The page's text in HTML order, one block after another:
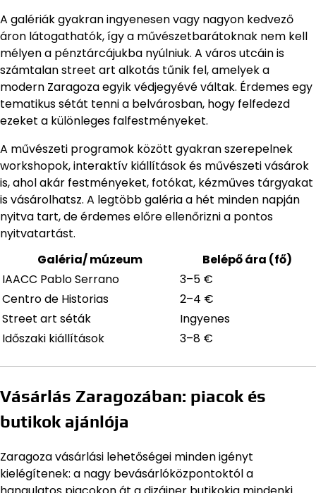
A galériák gyakran ingyenesen vagy nagyon kedvező
áron látogathatók, így a művészetbarátoknak nem kell
mélyen a pénztárcájukba nyúlniuk. A város utcáin is
számtalan street art alkotás tűnik fel, amelyek a
modern Zaragoza egyik védjegyévé váltak. Érdemes egy
tematikus sétát tenni a belvárosban, hogy felfedezd
ezeket a különleges falfestményeket.
A művészeti programok között gyakran szerepelnek
workshopok, interaktív kiállítások és művészeti vásárok
is, ahol akár festményeket, fotókat, kézműves tárgyakat
is vásárolhatsz. A legtöbb galéria a hét minden napján
nyitva tart, de érdemes előre ellenőrizni a pontos
nyitvatartást.
Galéria/ múzeum
Belépő ára (fő)
IAACC Pablo Serrano
3–5 €
Centro de Historias
2–4 €
Street art séták
Ingyenes
Időszaki kiállítások
3–8 €
Vásárlás Zaragozában: piacok és
butikok ajánlója
Zaragoza vásárlási lehetőségei minden igényt
kielégítenek: a nagy bevásárlóközpontoktól a